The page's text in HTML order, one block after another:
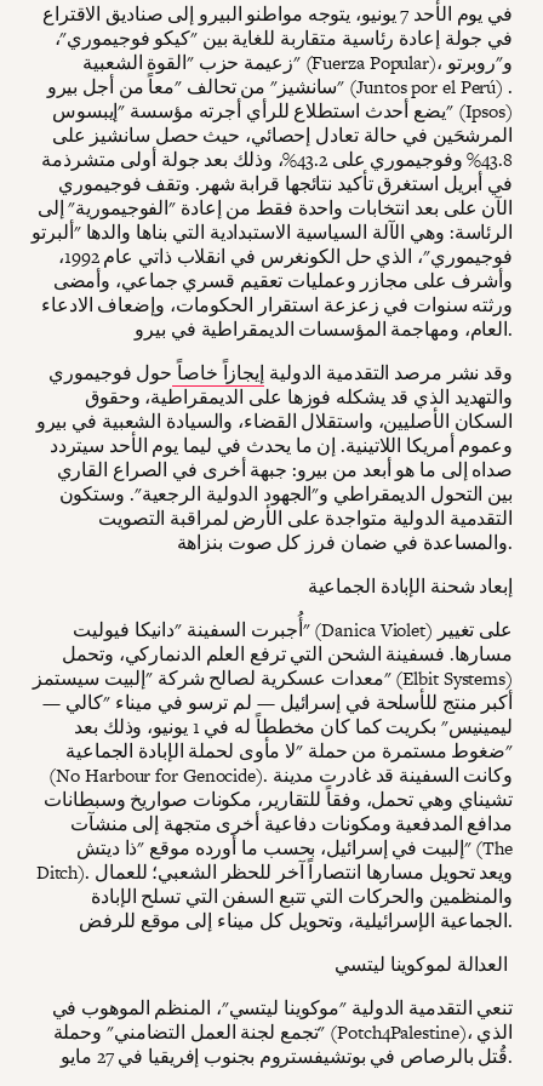
في يوم الأحد 7 يونيو، يتوجه مواطنو البيرو إلى صناديق الاقتراع
في جولة إعادة رئاسية متقاربة للغاية بين "كيكو فوجيموري"،
زعيمة حزب "القوة الشعبية" (Fuerza Popular)، و"روبرتو
سانشيز" من تحالف "معاً من أجل بيرو" (Juntos por el Perú) .
يضع أحدث استطلاع للرأي أجرته مؤسسة "إيبسوس" (Ipsos)
المرشحَين في حالة تعادل إحصائي، حيث حصل سانشيز على
43.8% وفوجيموري على 43.2%، وذلك بعد جولة أولى متشرذمة
في أبريل استغرق تأكيد نتائجها قرابة شهر. وتقف فوجيموري
الآن على بعد انتخابات واحدة فقط من إعادة "الفوجيمورية" إلى
الرئاسة: وهي الآلة السياسية الاستبدادية التي بناها والدها "ألبرتو
فوجيموري"، الذي حل الكونغرس في انقلاب ذاتي عام 1992،
وأشرف على مجازر وعمليات تعقيم قسري جماعي، وأمضى
ورثته سنوات في زعزعة استقرار الحكومات، وإضعاف الادعاء
العام، ومهاجمة المؤسسات الديمقراطية في بيرو.
وقد نشر مرصد التقدمية الدولية إيجازاً خاصاً حول فوجيموري
والتهديد الذي قد يشكله فوزها على الديمقراطية، وحقوق
السكان الأصليين، واستقلال القضاء، والسيادة الشعبية في بيرو
وعموم أمريكا اللاتينية. إن ما يحدث في ليما يوم الأحد سيتردد
صداه إلى ما هو أبعد من بيرو: جبهة أخرى في الصراع القاري
بين التحول الديمقراطي و"الجهود الدولية الرجعية". وستكون
التقدمية الدولية متواجدة على الأرض لمراقبة التصويت
والمساعدة في ضمان فرز كل صوت بنزاهة.
إبعاد شحنة الإبادة الجماعية
أُجبرت السفينة "دانيكا فيوليت" (Danica Violet) على تغيير
مسارها. فسفينة الشحن التي ترفع العلم الدنماركي، وتحمل
معدات عسكرية لصالح شركة "إلبيت سيستمز" (Elbit Systems)
— أكبر منتج للأسلحة في إسرائيل — لم ترسو في ميناء "كالي
ليمينيس" بكريت كما كان مخططاً له في 1 يونيو، وذلك بعد
ضغوط مستمرة من حملة "لا مأوى لحملة الإبادة الجماعية"
(No Harbour for Genocide). وكانت السفينة قد غادرت مدينة
تشيناي وهي تحمل، وفقاً للتقارير، مكونات صواريخ وسبطانات
مدافع المدفعية ومكونات دفاعية أخرى متجهة إلى منشآت
إلبيت في إسرائيل، بحسب ما أورده موقع "ذا ديتش" (The
Ditch). ويعد تحويل مسارها انتصاراً آخر للحظر الشعبي؛ للعمال
والمنظمين والحركات التي تتبع السفن التي تسلح الإبادة
الجماعية الإسرائيلية، وتحويل كل ميناء إلى موقع للرفض.
تنعي التقدمية الدولية "موكوينا ليتسي"، المنظم الموهوب في
"تجمع لجنة العمل التضامني" وحملة (Potch4Palestine)، الذي
قُتل بالرصاص في بوتشيفستروم بجنوب إفريقيا في 27 مايو.